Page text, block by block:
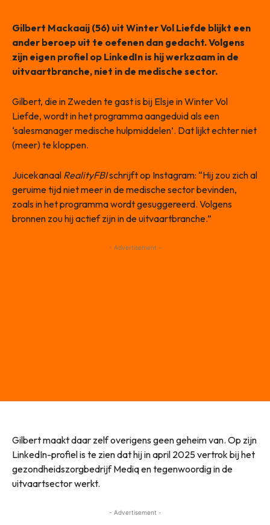
Gilbert Mackaaij (56) uit Winter Vol Liefde blijkt een
ander beroep uit te oefenen dan gedacht. Volgens
zijn eigen profiel op LinkedIn is hij werkzaam in de
uitvaartbranche, niet in de medische sector.
Gilbert, die in Zweden te gast is bij Elsje in Winter Vol
Liefde, wordt in het programma aangeduid als een
‘salesmanager medische hulpmiddelen’. Dat lijkt echter niet
(meer) te kloppen.
Juicekanaal RealityFBIschrijft op Instagram: “Hij zou zich al
geruime tijd niet meer in de medische sector bevinden,
zoals in het programma wordt gesuggereerd. Volgens
bronnen zou hij actief zijn in de uitvaartbranche.”
- Advertisement -
Gilbert maakt daar zelf overigens geen geheim van. Op zijn
LinkedIn-profiel is te zien dat hij in april 2025 vertrok bij het
gezondheidszorgbedrijf Mediq en tegenwoordig in de
uitvaartsector werkt.
- Advertisement -